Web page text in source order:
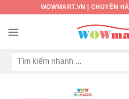
nội
WOWMART.VN | CHUYÊN
Tìm